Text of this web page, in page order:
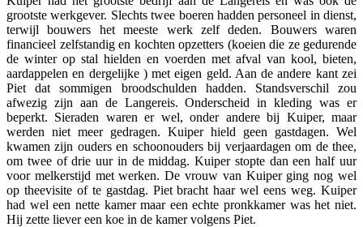
grootste werkgever. Slechts twee boeren hadden personeel in dienst,
terwijl bouwers het meeste werk zelf deden. Bouwers waren
financieel zelfstandig en kochten opzetters (koeien die ze gedurende
de winter op stal hielden en voerden met afval van kool, bieten,
aardappelen en dergelijke ) met eigen geld. Aan de andere kant zei
Piet dat sommigen broodschulden hadden. Standsverschil zou
afwezig zijn aan de Langereis. Onderscheid in kleding was er
beperkt. Sieraden waren er wel, onder andere bij Kuiper, maar
werden niet meer gedragen. Kuiper hield geen gastdagen. Wel
kwamen zijn ouders en schoonouders bij verjaardagen om de thee,
om twee of drie uur in de middag. Kuiper stopte dan een half uur
voor melkerstijd met werken. De vrouw van Kuiper ging nog wel
op theevisite of te gastdag. Piet bracht haar wel eens weg. Kuiper
had wel een nette kamer maar een echte pronkkamer was het niet.
Hij zette liever een koe in de kamer volgens Piet.